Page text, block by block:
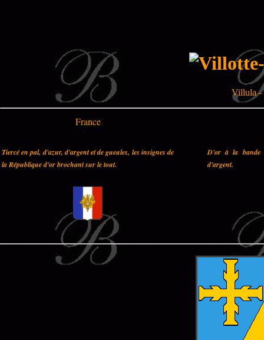
Villula -
France
Tiercé en pal, d'azur, d'argent et de gueules, les insignes de
la République d'or brochant sur le tout.
D'or à la bande
d'argent.